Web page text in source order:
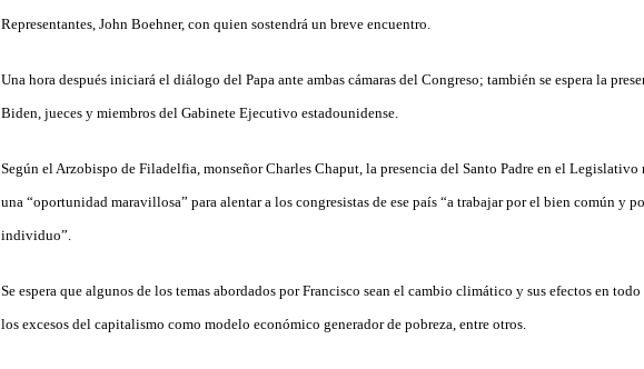
Representantes, John Boehner, con quien sostendrá un breve encuentro.
Una hora después iniciará el diálogo del Papa ante ambas cámaras del Congreso; también se espera la
Biden, jueces y miembros del Gabinete Ejecutivo estadounidense.
Según el Arzobispo de Filadelfia, monseñor Charles Chaput, la presencia del Santo Padre en el Legislativo
una “oportunidad maravillosa” para alentar a los congresistas de ese país “a trabajar por el bien común y
individuo”.
Se espera que algunos de los temas abordados por Francisco sean el cambio climático y sus efectos en
los excesos del capitalismo como modelo económico generador de pobreza, entre otros.